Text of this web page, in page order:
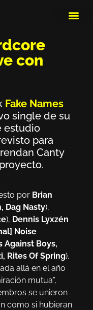
con
Fake Names
single de su
estudio
para
Canty
por Brian
Dag Nasty),
), Dennis Lyxzén
Noise
Against Boys,
Rites Of Spring).
allá en el año
mutua”,
se unieron
como si hubieran